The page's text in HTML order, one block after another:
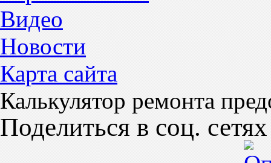
Видео
Новости
Карта сайта
Калькулятор ремонта
Поделиться в соц. сетях